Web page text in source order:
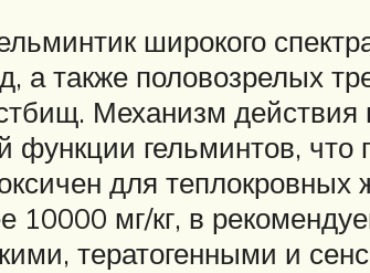
широкого
а также половозрелых
Механизм действия
функции гельминтов,
для
10000 мг/кг, в
тератогенными и